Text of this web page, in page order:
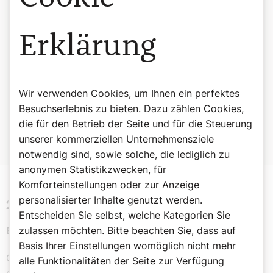
Gedenke deines Erbarmens, Herr,
und der Taten deiner Gnade;
Nach deiner Huld gedenke meiner, Herr, denn du bist gütig!
Der Herr ist gut und redlich,
darum weist er Sünder auf den rechten Weg.
Die Armen leitet er nach seinem Recht,
die Armen lehrt er seinen Weg.
2. Lesung 1 Petrus 3,18–22
Euch rettet jetzt die Taufe.
Christus ist der Sünden wegen ein einziges Mal
Erklärung
Wir verwenden Cookies, um Ihnen ein perfektes
Besuchserlebnis zu bieten. Dazu zählen Cookies,
die für den Betrieb der Seite und für die Steuerung
unserer kommerziellen Unternehmensziele
notwendig sind, sowie solche, die lediglich zu
anonymen Statistikzwecken, für
Komforteinstellungen oder zur Anzeige
personalisierter Inhalte genutzt werden.
Entscheiden Sie selbst, welche Kategorien Sie
zulassen möchten. Bitte beachten Sie, dass auf
Basis Ihrer Einstellungen womöglich nicht mehr
alle Funktionalitäten der Seite zur Verfügung